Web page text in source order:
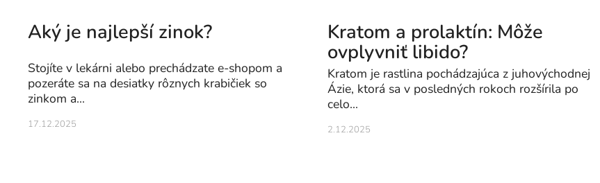
Aký je najlepší zinok?
17.12.2025
Stojíte v lekárni alebo prechádzate e-shopom a
pozeráte sa na desiatky rôznych krabičiek so
zinkom a...
Kratom a prolaktín: Môže
ovplyvniť libido?
2.12.2025
Kratom je rastlina pochádzajúca z juhovýchodnej
Ázie, ktorá sa v posledných rokoch rozšírila po
celo...